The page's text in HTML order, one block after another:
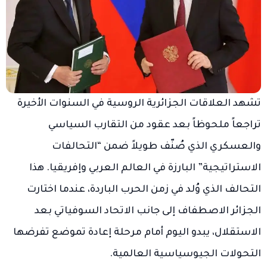
تشهد العلاقات الجزائرية الروسية في السنوات الأخيرة
تراجعاً ملحوظاً بعد عقود من التقارب السياسي
والعسكري الذي صُنّف طويلاً ضمن “التحالفات
الاستراتيجية” البارزة في العالم العربي وإفريقيا. هذا
التحالف الذي وُلد في زمن الحرب الباردة، عندما اختارت
الجزائر الاصطفاف إلى جانب الاتحاد السوفياتي بعد
الاستقلال، يبدو اليوم أمام مرحلة إعادة تموضع تفرضها
التحولات الجيوسياسية العالمية.